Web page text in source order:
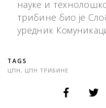
науке и
трибине био је
уредник
TAGS
ЦПН , ЦПН ТРИБИНЕ